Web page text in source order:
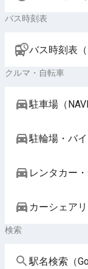
バス時刻表
バス時刻表（
クルマ・自転車
駐車場（
駐輪場・バイ
レンタカー
カーシェアリ
検索
駅名検索（